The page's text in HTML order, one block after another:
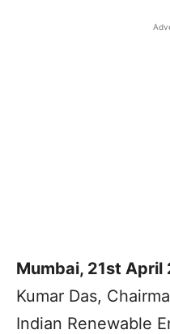
Mumbai, 21st April
Kumar Das,
Indian Renewable